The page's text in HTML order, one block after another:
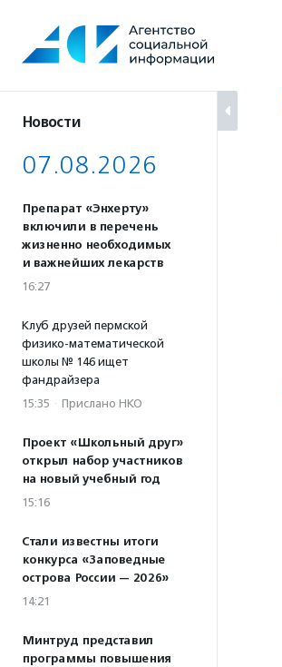
содержанию
Новости
07.08.2026
Препарат «Энхерту»
включили в перечень
жизненно необходимых
и важнейших лекарств
16:27
Клуб друзей пермской
физико-математической
школы № 146 ищет
фандрайзера
15:35 · Прислано НКО
Проект «Школьный друг»
открыл набор участников
на новый учебный год
15:16
Стали известны итоги
конкурса «Заповедные
острова России — 2026»
14:21
Минтруд представил
программы повышения